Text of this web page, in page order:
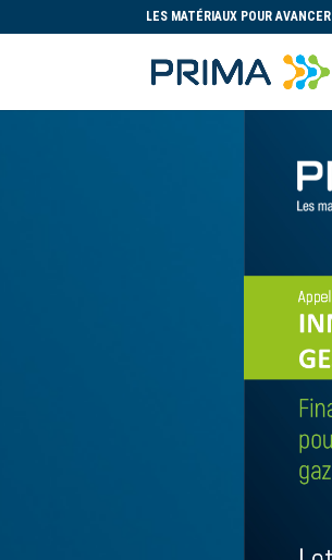
LES MATÉRIAUX POUR AVANCER